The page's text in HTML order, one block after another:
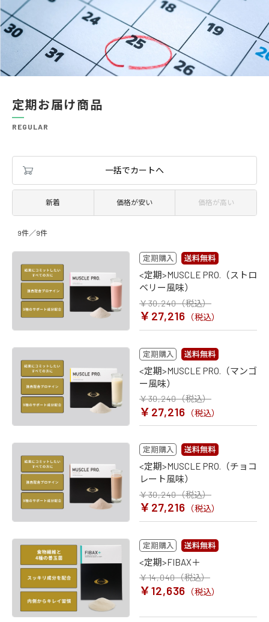
定期お届け商品
REGULAR
一括でカートへ
新着 価格が安い 価格が高い
9件／9件
<定期>MUSCLE PRO.（ストロ
ベリー風味）
￥30,240（税込）
￥27,216 （税込）
<定期>MUSCLE PRO.（マンゴ
ー風味）
￥30,240（税込）
￥27,216 （税込）
<定期>MUSCLE PRO.（チョコ
レート風味）
￥30,240（税込）
￥27,216 （税込）
<定期>FIBAX＋
￥14,040（税込）
￥12,636 （税込）